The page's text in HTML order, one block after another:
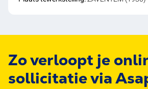
Zo verloopt je
sollicitatie via